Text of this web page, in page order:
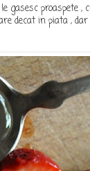
proaspete ,
decat in piata ,